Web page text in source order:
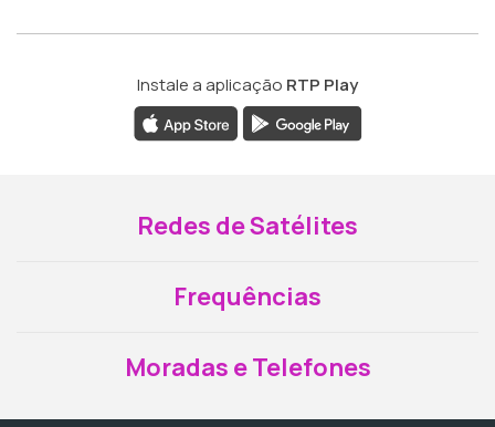
Instale a aplicação RTP Play
Redes de Satélites
Frequências
Moradas e Telefones